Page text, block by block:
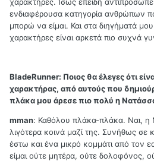
ενδιαφέρουσα κατηγορία ανθρώπων
μπορώ να είμαι. Και στα διηγήματά
χαρακτήρες είναι αρκετά πιο συχνά
BladeRunner: Ποιος θα έλεγες ότι
χαρακτήρας, από αυτούς που
πλάκα μου άρεσε πιο πολύ η
mman: Καθόλου πλάκα-πλάκα. Ναι, η
λιγότερα κοινά μαζί της. Συνήθως σε
έστω και ένα μικρό κομμάτι από τον
είμαι ούτε μητέρα, ούτε δολοφόνος,